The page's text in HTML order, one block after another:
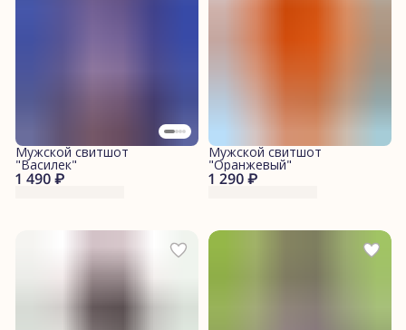
1 490 ₽
Мужской свитшот
"Василек"
1 290 ₽
Мужской свитшот
"Оранжевый"